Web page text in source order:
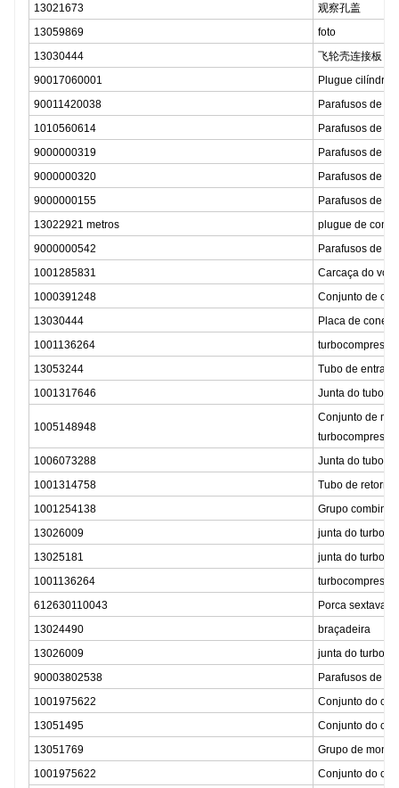
13021673
观察孔盖
13059869
foto
13030444
飞轮壳连接板
90017060001
Plugue
90011420038
Parafusos de
1010560614
Parafusos de
9000000319
Parafusos de
9000000320
Parafusos de
9000000155
Parafusos de
13022921 metros
plugue de cone
9000000542
Parafusos de
1001285831
Carcaça do
1000391248
Conjunto de
13030444
Placa de
1001136264
turbocompressor
13053244
Tubo de
1001317646
Junta do tubo
1005148948
Conjunto de
turbocompressor
1006073288
Junta do tubo
1001314758
Tubo de
1001254138
Grupo
13026009
junta do
13025181
junta do
1001136264
turbocompressor
612630110043
Porca sextavada
13024490
braçadeira
13026009
junta do
90003802538
Parafusos de
1001975622
Conjunto do
13051495
Conjunto do
13051769
Grupo de
1001975622
Conjunto do